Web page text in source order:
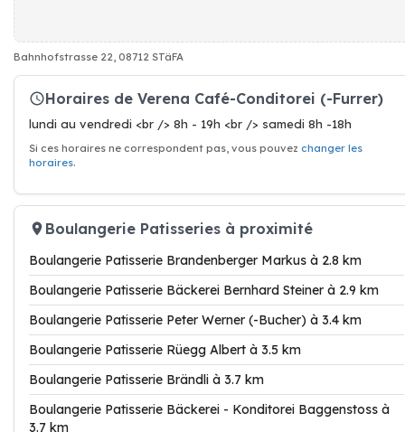
Bahnhofstrasse 22, 08712 STäFA
Horaires de Verena Café-Conditorei (-Furrer)
lundi au vendredi <br /> 8h - 19h <br /> samedi 8h -18h
Si ces horaires ne correspondent pas, vous pouvez changer les
horaires.
Boulangerie Patisseries à proximité
Boulangerie Patisserie Brandenberger Markus à 2.8 km
Boulangerie Patisserie Bäckerei Bernhard Steiner à 2.9 km
Boulangerie Patisserie Peter Werner (-Bucher) à 3.4 km
Boulangerie Patisserie Rüegg Albert à 3.5 km
Boulangerie Patisserie Brändli à 3.7 km
Boulangerie Patisserie Bäckerei - Konditorei Baggenstoss à
3.7 km